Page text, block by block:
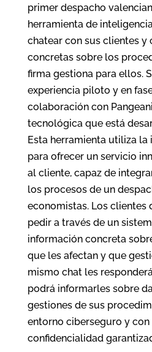
primer despacho
herramienta de
chatear con sus clientes y
concretas sobre los
firma gestiona para ellos.
experiencia piloto y en
colaboración con
tecnológica que está
Esta herramienta utiliza
para ofrecer un servicio
al cliente, capaz de
los procesos de un
economistas. Los clientes
pedir a través de un
información concreta
que les afectan y que
mismo chat les
podrá informarles sobre
gestiones de sus
entorno ciberseguro y con
confidencialidad